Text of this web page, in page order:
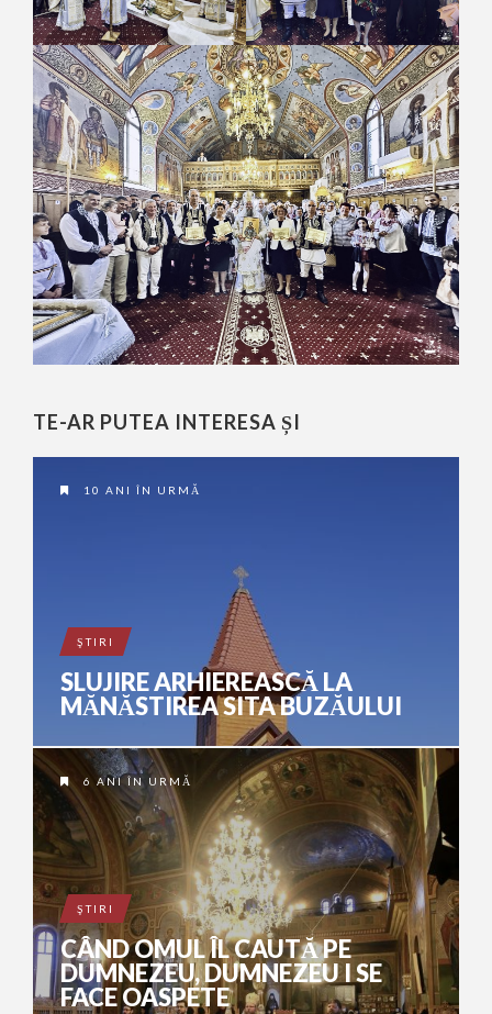
TE-AR PUTEA INTERESA ȘI
10 ANI ÎN URMĂ
ŞTIRI
SLUJIRE ARHIEREASCĂ LA
MĂNĂSTIREA SITA BUZĂULUI
6 ANI ÎN URMĂ
ŞTIRI
CÂND OMUL ÎL CAUTĂ PE
DUMNEZEU, DUMNEZEU I SE
FACE OASPETE